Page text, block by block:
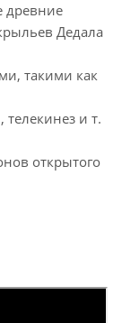
древние
Дедала
такими как
и т.
открытого